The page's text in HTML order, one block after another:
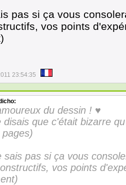
pas si ça vous
vos points
23:54:35
du dessin ! ♥
disais que c'était bizarre
sais pas si ça vous
vos points